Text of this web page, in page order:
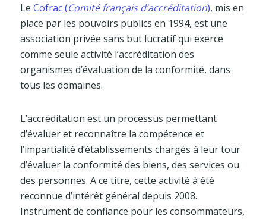
Le Cofrac (Comité français d’accréditation), mis en
place par les pouvoirs publics en 1994, est une
association privée sans but lucratif qui exerce
comme seule activité l’accréditation des
organismes d’évaluation de la conformité, dans
tous les domaines.
L’accréditation est un processus permettant
d’évaluer et reconnaître la compétence et
l’impartialité d’établissements chargés à leur tour
d’évaluer la conformité des biens, des services ou
des personnes. A ce titre, cette activité à été
reconnue d’intérêt général depuis 2008.
Instrument de confiance pour les consommateurs,